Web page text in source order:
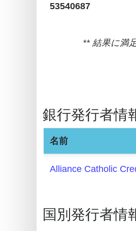
BIN
BIN
CC
Generator
from
Banks
Card
53540687
** 結果に満
銀行発行者情
名前
Alliance Catholic
国別発行者情